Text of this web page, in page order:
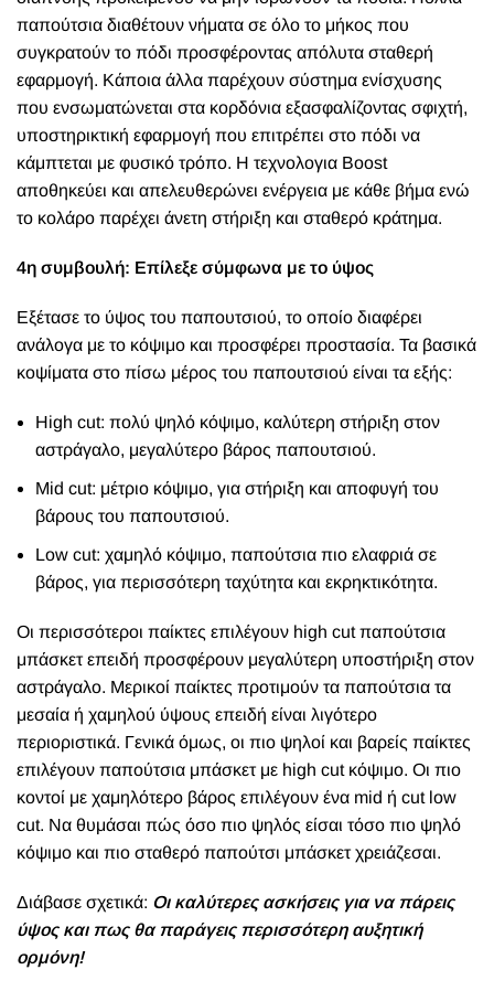
παπούτσια διαθέτουν νήματα σε όλο το μήκος που
συγκρατούν το πόδι προσφέροντας απόλυτα σταθερή
εφαρμογή. Κάποια άλλα παρέχουν σύστημα ενίσχυσης
που ενσωματώνεται στα κορδόνια εξασφαλίζοντας σφιχτή,
υποστηρικτική εφαρμογή που επιτρέπει στο πόδι να
κάμπτεται με φυσικό τρόπο. Η τεχνολογια Boost
αποθηκεύει και απελευθερώνει ενέργεια με κάθε βήμα ενώ
το κολάρο παρέχει άνετη στήριξη και σταθερό κράτημα.
4η συμβουλή: Επίλεξε σύμφωνα με το ύψος
Εξέτασε το ύψος του παπουτσιού, το οποίο διαφέρει
ανάλογα με το κόψιμο και προσφέρει προστασία. Τα βασικά
κοψίματα στο πίσω μέρος του παπουτσιού είναι τα εξής:
High cut: πολύ ψηλό κόψιμο, καλύτερη στήριξη στον
αστράγαλο, μεγαλύτερο βάρος παπουτσιού.
Mid cut: μέτριο κόψιμο, για στήριξη και αποφυγή του
βάρους του παπουτσιού.
Low cut: χαμηλό κόψιμο, παπούτσια πιο ελαφριά σε
βάρος, για περισσότερη ταχύτητα και εκρηκτικότητα.
Οι περισσότεροι παίκτες επιλέγουν high cut παπούτσια
μπάσκετ επειδή προσφέρουν μεγαλύτερη υποστήριξη στον
αστράγαλο. Μερικοί παίκτες προτιμούν τα παπούτσια τα
μεσαία ή χαμηλού ύψους επειδή είναι λιγότερο
περιοριστικά. Γενικά όμως, οι πιο ψηλοί και βαρείς παίκτες
επιλέγουν παπούτσια μπάσκετ με high cut κόψιμο. Οι πιο
κοντοί με χαμηλότερο βάρος επιλέγουν ένα mid ή cut low
cut. Να θυμάσαι πώς όσο πιο ψηλός είσαι τόσο πιο ψηλό
κόψιμο και πιο σταθερό παπούτσι μπάσκετ χρειάζεσαι.
Διάβασε σχετικά: Οι καλύτερες ασκήσεις για να πάρεις
ύψος και πως θα παράγεις περισσότερη αυξητική
ορμόνη!